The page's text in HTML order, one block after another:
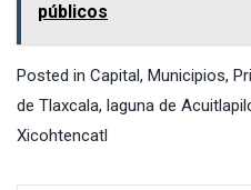
públicos
Posted in Capital, Municipios,
de Tlaxcala, laguna de
Xicohtencatl